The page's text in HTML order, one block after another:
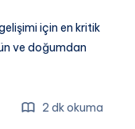
için en kritik
ve doğumdan
2 dk okuma